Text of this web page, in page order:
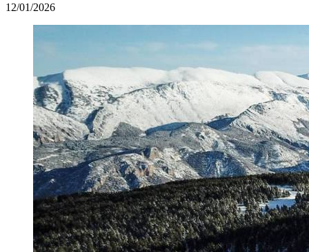
12/01/2026